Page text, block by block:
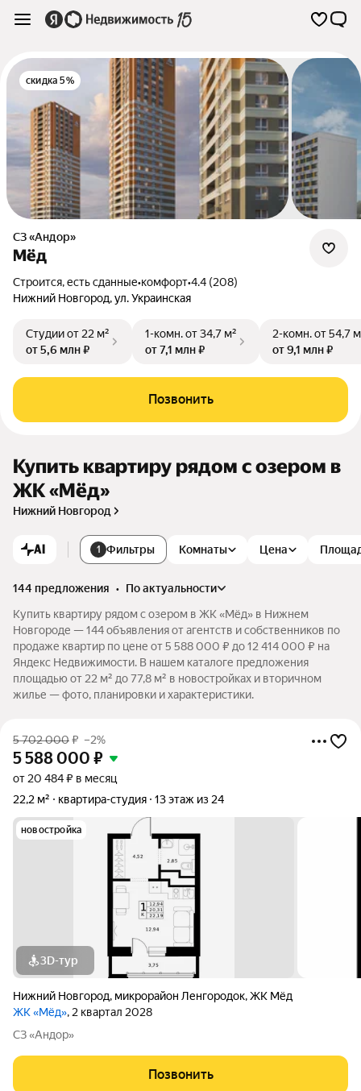
скидка 5%
СЗ «Андор»
Мёд
Строится, есть сданные•комфорт•4.4 (208)
Нижний Новгород,ул. Украинская
Студииот 22 м²
от 5,6 млн ₽
1-комн.от 34,7 м²
от 7,1 млн ₽
2-комн.от 54,7
от 9,1 млн ₽
Позвонить
Купить квартиру рядом с озером в
ЖК «Мёд»
Нижний Новгород
AI 1 Фильтры Комнаты Цена
144 предложения •
по актуальности
Купить квартиру рядом с озером в ЖК «Мёд» в Нижнем
Новгороде — 144 объявления от агентств и собственников по
продаже квартир по цене от 5 588 000 ₽ до 12 414 000 ₽ на
Яндекс Недвижимости. В нашем каталоге предложения
площадью от 22 м² до 77,8 м² в новостройках и вторичном
жилье — фото, планировки и характеристики.
5 702 000₽ –2%
5 588 000 ₽
от 20 484 ₽ в месяц
22,2 м²
квартира-студия 13 этаж из 24
новостройка
3D-тур
Нижний Новгород, микрорайон Ленгородок,ЖК Мёд
ЖК «Мёд», 2 квартал 2028
СЗ «Андор»
Позвонить